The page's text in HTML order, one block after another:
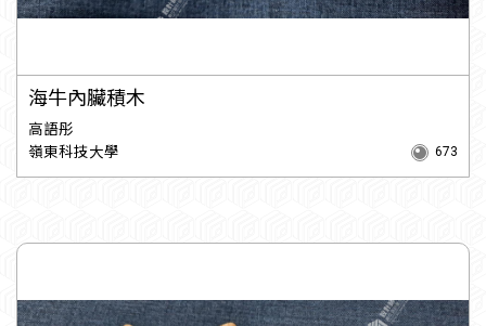
海牛內臟積木
高語彤
嶺東科技大學
673